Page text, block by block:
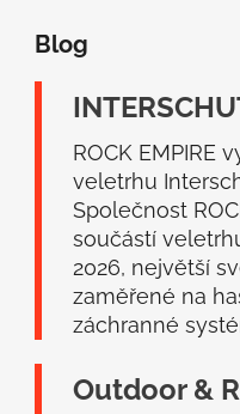
Blog
ROCK EMPIRE
veletrhu
Společnost
součástí
2026, největší
zaměřené na
záchranné
Outdoor &